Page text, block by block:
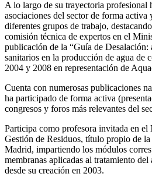
A lo largo de su trayectoria profesional
asociaciones del sector de forma activa
diferentes grupos de trabajo,
comisión técnica de expertos en el
publicación de la “Guía de Desalación:
sanitarios en la producción de agua de
2004 y 2008 en representación de
Cuenta con numerosas publicaciones
ha participado de forma activa
congresos y foros más relevantes del
Participa como profesora invitada en el
Gestión de Residuos, título propio de
Madrid, impartiendo los módulos
membranas aplicadas al tratamiento
desde su creación en 2003.